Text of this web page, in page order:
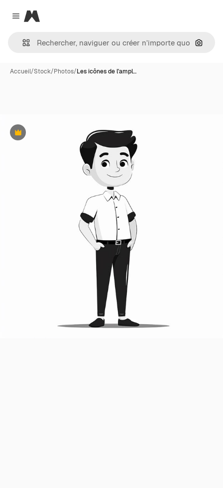
Close menu
Magnific
Accueil/Stock/Photos/Les icônes de l'ampl…
Premium